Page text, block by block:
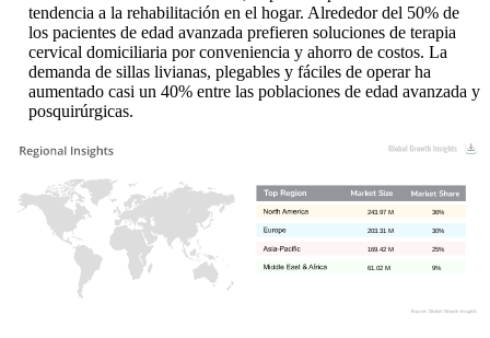
tendencia a la rehabilitación en el hogar. Alrededor del 50% de
los pacientes de edad avanzada prefieren soluciones de terapia
cervical domiciliaria por conveniencia y ahorro de costos. La
demanda de sillas livianas, plegables y fáciles de operar ha
aumentado casi un 40% entre las poblaciones de edad avanzada y
posquirúrgicas.
9%
61.02 M
25%
169.42 M
30%
203.31 M
36%
243.97 M